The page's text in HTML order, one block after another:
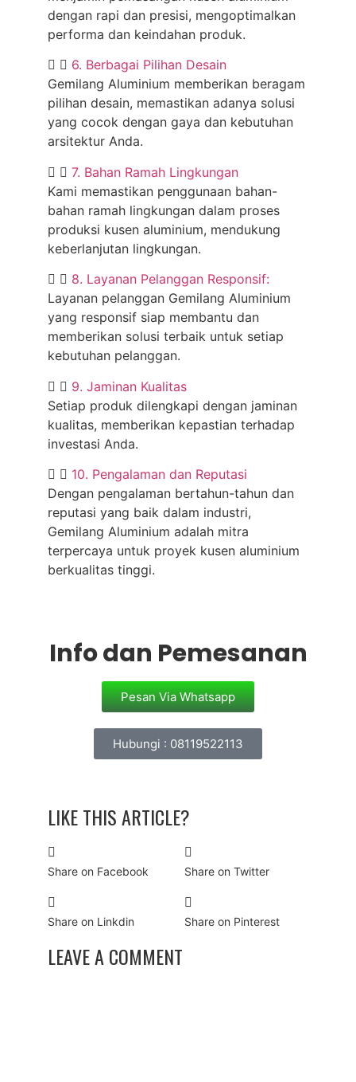
dengan rapi dan presisi, mengoptimalkan
performa dan keindahan produk.
6. Berbagai Pilihan Desain
Gemilang Aluminium memberikan beragam
pilihan desain, memastikan adanya solusi
yang cocok dengan gaya dan kebutuhan
arsitektur Anda.
7. Bahan Ramah Lingkungan
Kami memastikan penggunaan bahan-
bahan ramah lingkungan dalam proses
produksi kusen aluminium, mendukung
keberlanjutan lingkungan.
8. Layanan Pelanggan Responsif:
Layanan pelanggan Gemilang Aluminium
yang responsif siap membantu dan
memberikan solusi terbaik untuk setiap
kebutuhan pelanggan.
9. Jaminan Kualitas
Setiap produk dilengkapi dengan jaminan
kualitas, memberikan kepastian terhadap
investasi Anda.
10. Pengalaman dan Reputasi
Dengan pengalaman bertahun-tahun dan
reputasi yang baik dalam industri,
Gemilang Aluminium adalah mitra
terpercaya untuk proyek kusen aluminium
berkualitas tinggi.
Info dan Pemesanan
Pesan Via Whatsapp
Hubungi : 08119522113
LIKE THIS ARTICLE?
Share on Facebook Share on Twitter
Share on Linkdin Share on Pinterest
LEAVE A COMMENT